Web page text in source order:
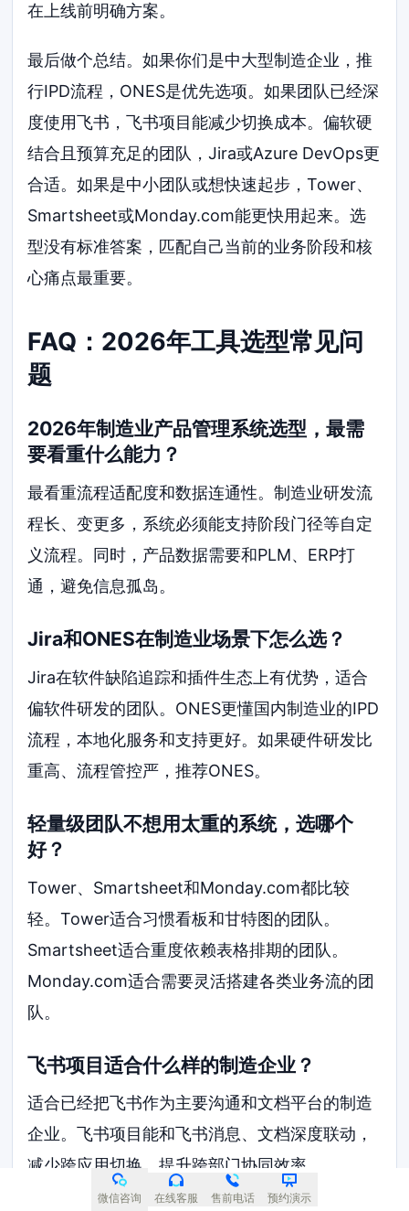
在上线前明确方案。
最后做个总结。如果你们是中大型制造企业，推
行IPD流程，ONES是优先选项。如果团队已经深
度使用飞书，飞书项目能减少切换成本。偏软硬
结合且预算充足的团队，Jira或Azure DevOps更
合适。如果是中小团队或想快速起步，Tower、
Smartsheet或Monday.com能更快用起来。选
型没有标准答案，匹配自己当前的业务阶段和核
心痛点最重要。
FAQ：2026年工具选型常见问
题
2026年制造业产品管理系统选型，最需
要看重什么能力？
最看重流程适配度和数据连通性。制造业研发流
程长、变更多，系统必须能支持阶段门径等自定
义流程。同时，产品数据需要和PLM、ERP打
通，避免信息孤岛。
Jira和ONES在制造业场景下怎么选？
Jira在软件缺陷追踪和插件生态上有优势，适合
偏软件研发的团队。ONES更懂国内制造业的IPD
流程，本地化服务和支持更好。如果硬件研发比
重高、流程管控严，推荐ONES。
轻量级团队不想用太重的系统，选哪个
好？
Tower、Smartsheet和Monday.com都比较
轻。Tower适合习惯看板和甘特图的团队。
Smartsheet适合重度依赖表格排期的团队。
Monday.com适合需要灵活搭建各类业务流的团
队。
飞书项目适合什么样的制造企业？
适合已经把飞书作为主要沟通和文档平台的制造
企业。飞书项目能和飞书消息、文档深度联动，
减少跨应用切换，提升跨部门协同效率。
微信咨询 在线客服 售前电话 预约演示